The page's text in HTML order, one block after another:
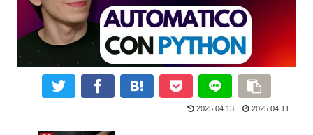
2025.04.13 2025.04.11